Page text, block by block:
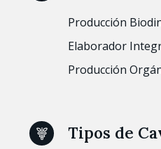
Producción
Elaborador
Producción
Tipos de